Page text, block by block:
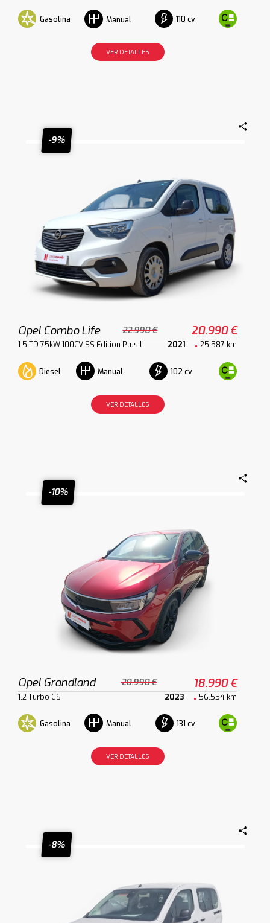
Gasolina Manual 110 cv
VER DETALLES
-9%
Opel Combo Life 22.990 € 20.990 €
1.5 TD 75kW 100CV SS Edition Plus L 2021 25.587 km
Diesel Manual 102 cv
VER DETALLES
-10%
Opel Grandland 20.990 € 18.990 €
1.2 Turbo GS 2023 56.554 km
Gasolina Manual 131 cv
VER DETALLES
-8%